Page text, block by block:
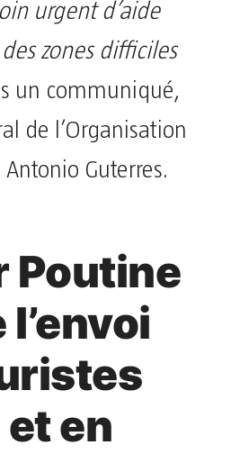
urgent d’aide
zones difficiles
un communiqué,
de l’Organisation
Guterres.
Poutine
en